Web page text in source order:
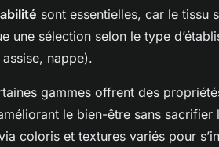
sont essentielles, car le tissu
une sélection selon le type
nappe).
gammes offrent des
le bien-être sans sacrifier
coloris et textures variés pour